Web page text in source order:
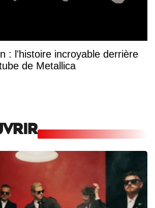
: l'histoire incroyable derrière
de Metallica